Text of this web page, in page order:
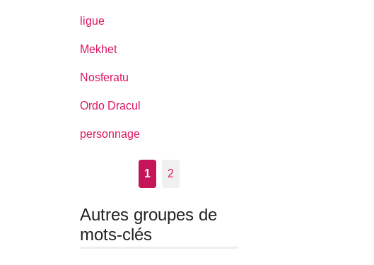
ligue
Mekhet
Nosferatu
Ordo Dracul
personnage
1 2
Autres groupes de
mots-clés